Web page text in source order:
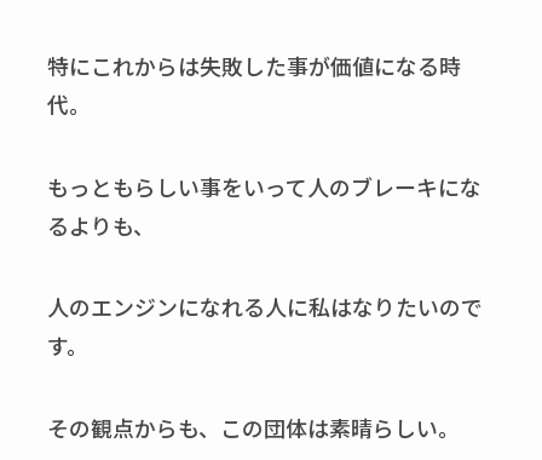
特にこれからは失敗した事が価値になる時
代。
もっともらしい事をいって人のブレーキにな
るよりも、
人のエンジンになれる人に私はなりたいので
す。
その観点からも、この団体は素晴らしい。